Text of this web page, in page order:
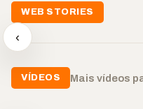
WEB STORIES
‹
📢💜 Agosto Lilás
reforça combate à
violência contra a
mulher
VÍDEOS Mais vídeos